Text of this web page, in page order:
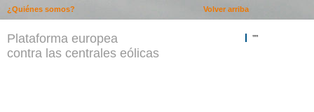
Plataforma europea
contra las centrales eólicas
""
Volver arriba
¿Quiénes somos?